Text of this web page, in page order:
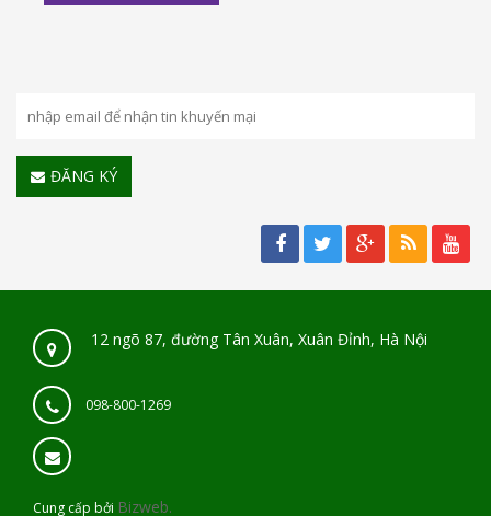
ĐĂNG KÝ
12 ngõ 87, đường Tân Xuân, Xuân Đỉnh, Hà Nội
098-800-1269
Cung cấp bởi Bizweb.